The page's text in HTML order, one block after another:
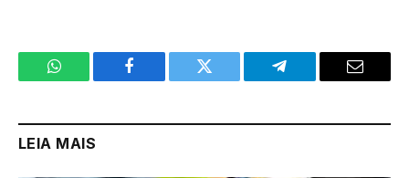
WhatsApp Facebook Twitter Telegram Email
LEIA MAIS